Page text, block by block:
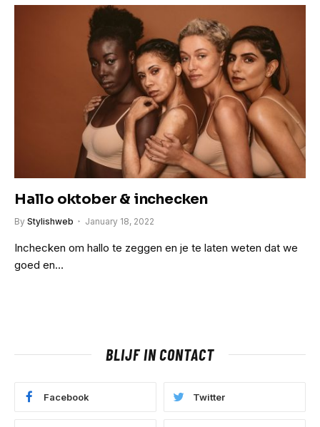
Hallo oktober & inchecken
By Stylishweb January 18, 2022
Inchecken om hallo te zeggen en je te laten weten dat we
goed en…
BLIJF IN CONTACT
Facebook Twitter